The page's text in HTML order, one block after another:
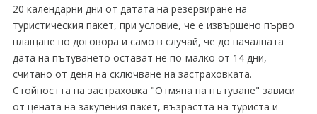
20 календарни дни от датата на резервиране на
туристическия пакет, при условие, че е извършено първо
плащане по договора и само в случай, че до началната
дата на пътуването остават не по-малко от 14 дни,
считано от деня на сключване на застраховката.
Стойността на застраховка "Отмяна на пътуване" зависи
от цената на закупения пакет, възрастта на туриста и